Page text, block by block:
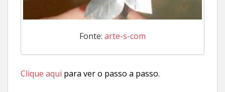
Fonte: arte-s-com
Clique aqui para ver o passo a passo.